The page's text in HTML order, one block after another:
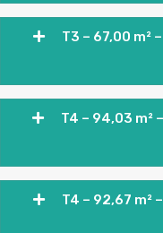
T3 – 67,00 m²
T4 – 94,03 m²
T4 – 92,67 m²